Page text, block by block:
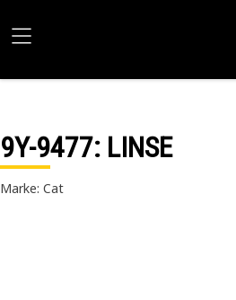
9Y-9477: LINSE
Marke: Cat